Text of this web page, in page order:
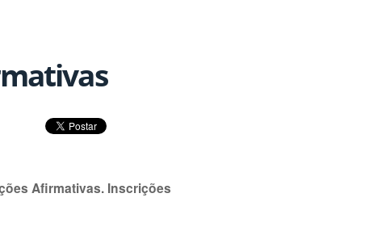
Afirmativas. Inscrições